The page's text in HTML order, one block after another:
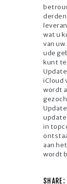
wat u
van
ude
kunt
iCloud
wordt
in
aan
wordt
SHARE: